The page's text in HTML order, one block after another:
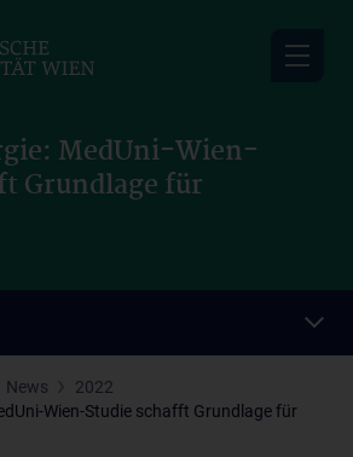
MedUni-Wien-
Grundlage für
News
2022
Wien-Studie schafft Grundlage für